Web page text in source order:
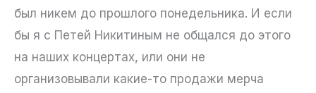
был никем до прошлого понедельника. И если
бы я с Петей Никитиным не общался до этого
на наших концертах, или они не
организовывали какие-то продажи мерча